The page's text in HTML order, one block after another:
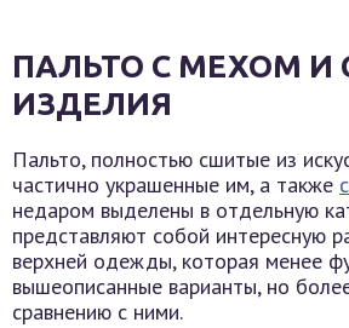
ПАЛЬТО С МЕХОМ И
ИЗДЕЛИЯ
Пальто, полностью сшитые из
частично украшенные им, а также
недаром выделены в отдельную
представляют собой интересную
верхней одежды, которая менее
вышеописанные варианты, но
сравнению с ними.